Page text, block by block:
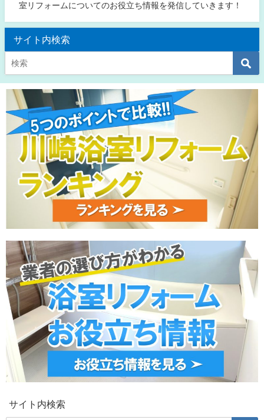
室リフォームについてのお役立ち情報を発信していきます！
サイト内検索
サイト内検索